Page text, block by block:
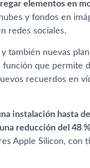
elementos en
y fondos en
redes sociales.
también nuevas
que permite
recuerdos en
instalación hasta
reducción del 48
Apple Silicon, con